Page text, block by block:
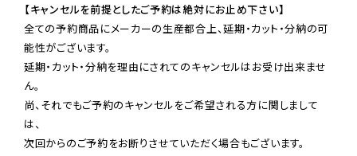
【キャンセルを前提としたご予約は絶対にお止め下さい】
全ての予約商品にメーカーの生産都合上、延期・カット・分納の可
能性がございます。
延期・カット・分納を理由にされてのキャンセルはお受け出来ませ
ん。
尚、それでもご予約のキャンセルをご希望される方に関しまして
は、
次回からのご予約をお断りさせていただく場合もございます。